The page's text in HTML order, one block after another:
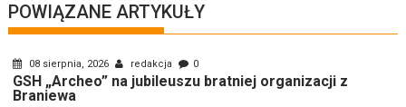
POWIĄZANE ARTYKUŁY
08 sierpnia, 2026 redakcja 0
GSH „Archeo” na jubileuszu bratniej organizacji z
Braniewa